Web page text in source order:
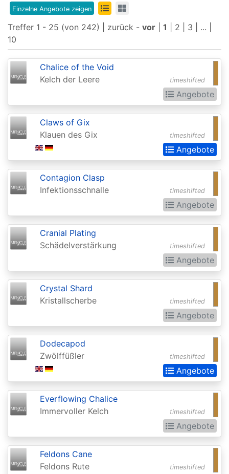
Edition
8th
Edition
9th
Edition
in
the
Forgotten
Realms
Adventures
in
Forgotten
Realms:
Extras
Aether
Revolt
Aetherdrift
Aetherdrift:
Extras
Alara
Reborn
Alliances
Alpha
Amonkhet
Invocations
Einzelne Angebote zeigen
Treffer 1 - 25 (von 242) | zurück - vor 1 2 3 | ... |
10
timeshifted
Chalice of the Void
Kelch der Leere
Angebote
timeshifted
Claws of Gix
Klauen des Gix
Angebote
timeshifted
Contagion Clasp
Infektionsschnalle
Angebote
timeshifted
Cranial Plating
Schädelverstärkung
Angebote
timeshifted
Crystal Shard
Kristallscherbe
Angebote
timeshifted
Dodecapod
Zwölffüßler
Angebote
timeshifted
Everflowing Chalice
Immervoller Kelch
Angebote
timeshifted
Feldons Cane
Feldons Rute